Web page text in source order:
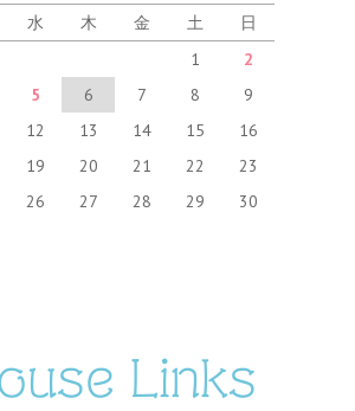
水 木 金 土
日
1
2
5 6 7 8
9
12 13 14 15
16
19 20 21 22
23
26 27 28 29
30
Links